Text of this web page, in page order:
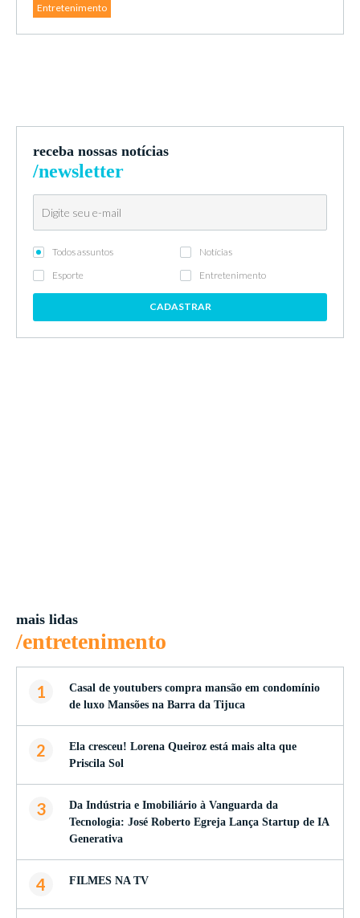
Entretenimento
receba nossas notícias
/newsletter
Todos assuntos
Notícias
Esporte
Entretenimento
CADASTRAR
mais lidas
/entretenimento
1
Casal de youtubers compra mansão em condomínio
de luxo Mansões na Barra da Tijuca
2
Ela cresceu! Lorena Queiroz está mais alta que
Priscila Sol
3
Da Indústria e Imobiliário à Vanguarda da
Tecnologia: José Roberto Egreja Lança Startup de IA
Generativa
4 FILMES NA TV